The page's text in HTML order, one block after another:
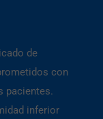
de
con
pacientes.
inferior